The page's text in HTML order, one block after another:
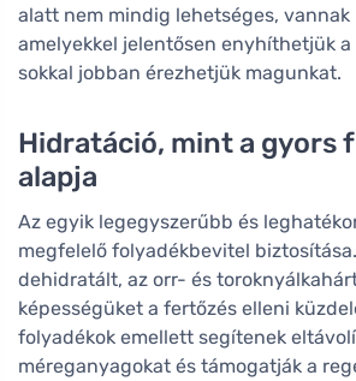
alatt nem mindig lehetséges, vannak
amelyekkel jelentősen enyhíthetjük
sokkal jobban érezhetjük magunkat.
Hidratáció, mint a gyors
alapja
Az egyik legegyszerűbb és
megfelelő folyadékbevitel
dehidratált, az orr- és
képességüket a fertőzés elleni
folyadékok emellett segítenek
méreganyagokat és támogatják a